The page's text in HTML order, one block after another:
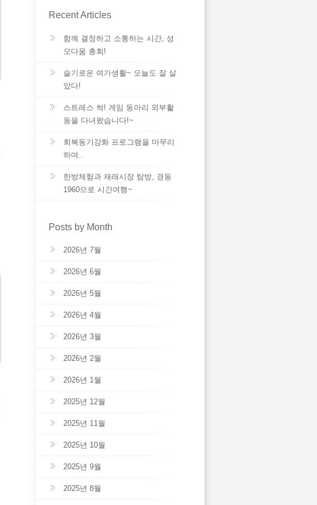
Recent Articles
함께 결정하고 소통하는 시간, 성
모다움 총회!
슬기로운 여가생활~ 오늘도 잘 살
았다!
스트레스 싹! 게임 동아리 외부활
동을 다녀왔습니다!~
회복동기강화 프로그램을 마무리
하며..
한방체험과 재래시장 탐방, 경동
1960으로 시간여행~
Posts by Month
2026년 7월
2026년 6월
2026년 5월
2026년 4월
2026년 3월
2026년 2월
2026년 1월
2025년 12월
2025년 11월
2025년 10월
2025년 9월
2025년 8월